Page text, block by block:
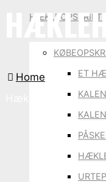
ET
Home
Hæklehjælp/